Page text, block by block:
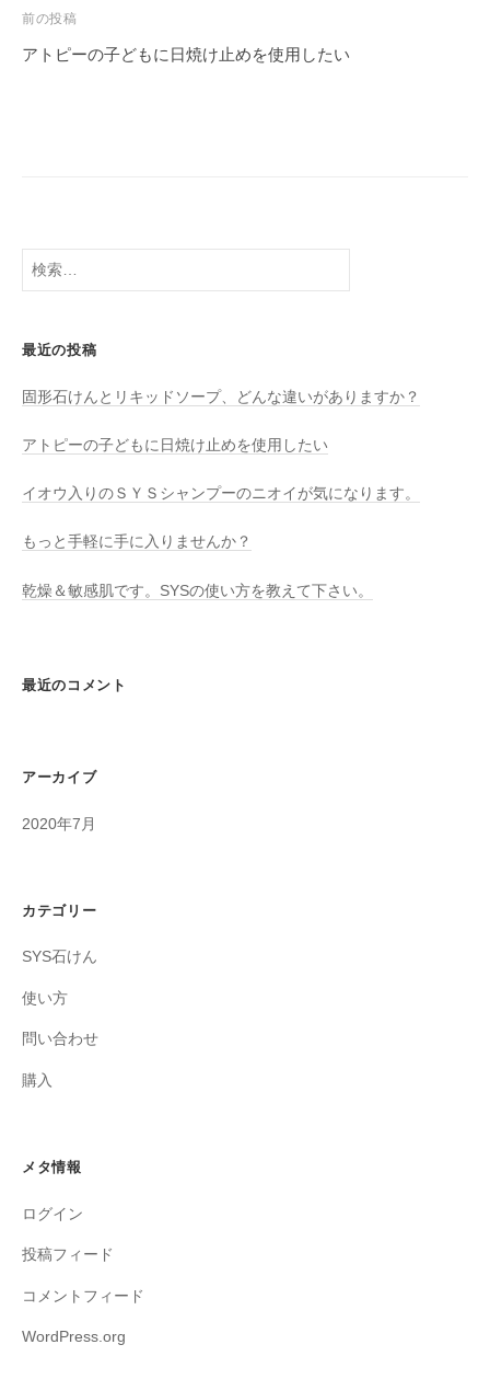
投
稿
ン
前の投稿
アトピーの子どもに日焼け止めを使用したい
検
索:
最近の投稿
固形石けんとリキッドソープ、どんな違いがありますか？
アトピーの子どもに日焼け止めを使用したい
イオウ入りのＳＹＳシャンプーのニオイが気になります。
もっと手軽に手に入りませんか？
乾燥＆敏感肌です。SYSの使い方を教えて下さい。
最近のコメント
アーカイブ
2020年7月
カテゴリー
SYS石けん
使い方
問い合わせ
購入
メタ情報
ログイン
投稿フィード
コメントフィード
WordPress.org